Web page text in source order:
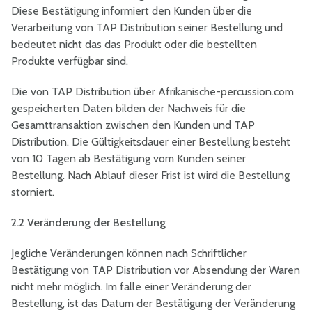
Diese Bestätigung informiert den Kunden über die
Verarbeitung von TAP Distribution seiner Bestellung und
bedeutet nicht das das Produkt oder die bestellten
Produkte verfügbar sind.
Die von TAP Distribution über Afrikanische-percussion.com
gespeicherten Daten bilden der Nachweis für die
Gesamttransaktion zwischen den Kunden und TAP
Distribution. Die Gültigkeitsdauer einer Bestellung besteht
von 10 Tagen ab Bestätigung vom Kunden seiner
Bestellung. Nach Ablauf dieser Frist ist wird die Bestellung
storniert.
2.2 Veränderung der Bestellung
Jegliche Veränderungen können nach Schriftlicher
Bestätigung von TAP Distribution vor Absendung der Waren
nicht mehr möglich. Im falle einer Veränderung der
Bestellung, ist das Datum der Bestätigung der Veränderung